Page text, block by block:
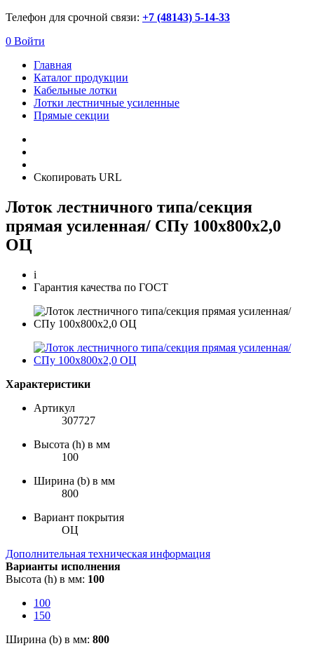
Телефон для срочной связи: +7 (48143) 5-14-33
0 Войти
Главная
Каталог продукции
Кабельные лотки
Лотки лестничные усиленные
Прямые секции
Скопировать URL
Лоток лестничного типа/секция
прямая усиленная/ СПу 100х800х2,0
ОЦ
i
Гарантия качества по ГОСТ
Характеристики
Артикул
307727
Высота (h) в мм
100
Ширина (b) в мм
800
Вариант покрытия
ОЦ
Дополнительная техническая информация
Варианты исполнения
Высота (h) в мм: 100
100
150
Ширина (b) в мм: 800